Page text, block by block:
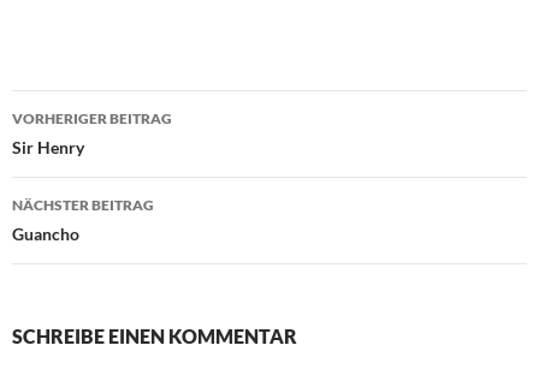
Beitragsnavigation
VORHERIGER BEITRAG
Sir Henry
NÄCHSTER BEITRAG
Guancho
SCHREIBE EINEN KOMMENTAR